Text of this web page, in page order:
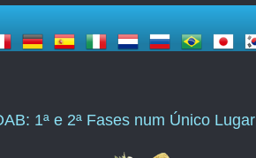
1ª e 2ª Fases num Único Lugar